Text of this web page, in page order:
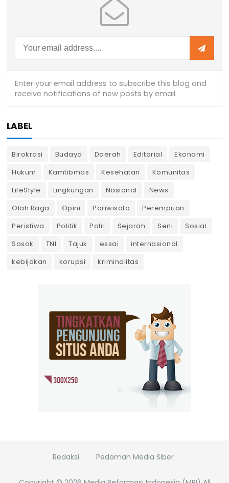
LABEL
Birokrasi Budaya Daerah Editorial
Ekonomi
Hukum
Kamtibmas Kesehatan
Komunitas
LifeStyle
Lingkungan Nasional
News
Olah Raga
Opini Pariwisata
Perempuan
Peristiwa
Politik Polri Sejarah Seni
Sosial
Sosok
TNI Tajuk essai
internasional
kebijakan
korupsi kriminalitas
Redaksi Pedoman Media Siber